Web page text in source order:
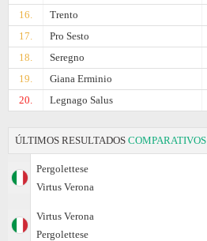
16.
Trento
17.
Pro Sesto
18.
Seregno
19.
Giana Erminio
20.
Legnago Salus
ÚLTIMOS RESULTADOS COMPARATIVOS
Pergolettese
Virtus Verona
Virtus Verona
Pergolettese